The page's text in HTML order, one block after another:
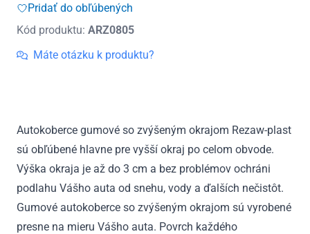
Zafira
Life
zadná
Pridať do obľúbených
Kód produktu: ARZ0805
Máte otázku k produktu?
Autokoberce gumové so zvýšeným okrajom Rezaw-plast
sú obľúbené hlavne pre vyšší okraj po celom obvode.
Výška okraja je až do 3 cm a bez problémov ochráni
podlahu Vášho auta od snehu, vody a ďalších nečistôt.
Gumové autokoberce so zvýšeným okrajom sú vyrobené
presne na mieru Vášho auta. Povrch každého